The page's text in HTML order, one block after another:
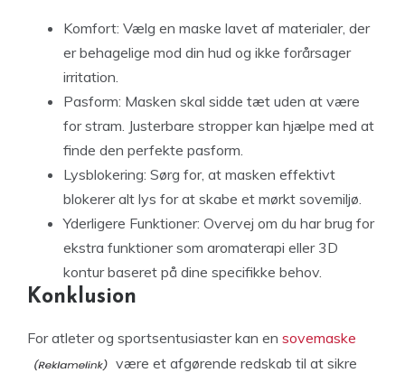
Komfort: Vælg en maske lavet af materialer, der
er behagelige mod din hud og ikke forårsager
irritation.
Pasform: Masken skal sidde tæt uden at være
for stram. Justerbare stropper kan hjælpe med at
finde den perfekte pasform.
Lysblokering: Sørg for, at masken effektivt
blokerer alt lys for at skabe et mørkt sovemiljø.
Yderligere Funktioner: Overvej om du har brug for
ekstra funktioner som aromaterapi eller 3D
kontur baseret på dine specifikke behov.
Konklusion
For atleter og sportsentusiaster kan en sovemaske
være et afgørende redskab til at sikre